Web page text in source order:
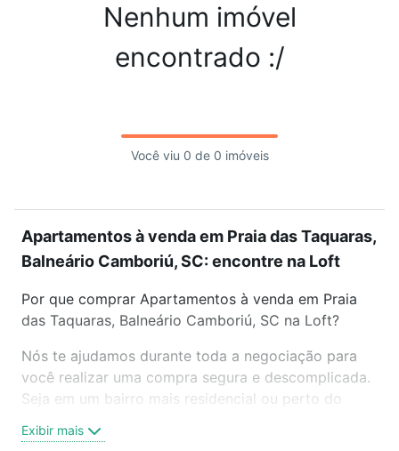
Nenhum imóvel
encontrado :/
Você viu 0 de 0 imóveis
Apartamentos à venda em Praia das Taquaras,
Balneário Camboriú, SC: encontre na Loft
Por que comprar Apartamentos à venda em Praia
das Taquaras, Balneário Camboriú, SC na Loft?
Nós te ajudamos durante toda a negociação para
você realizar uma compra segura e descomplicada.
Seja em um bairro mais residencial ou perto do
oferta ideal de Apartamentos à venda em Praia das
Exibir mais